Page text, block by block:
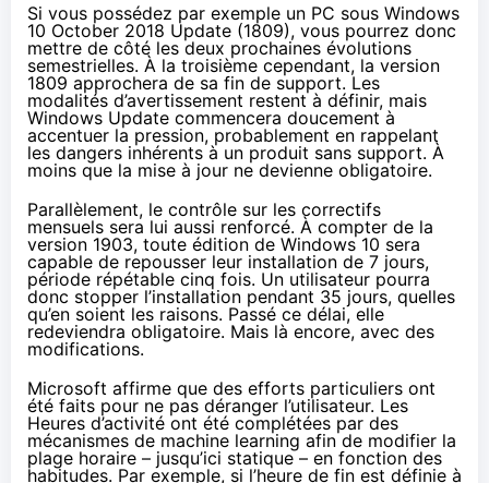
Si vous possédez par exemple un PC sous Windows
10 October 2018 Update (1809), vous pourrez donc
mettre de côté les deux prochaines évolutions
semestrielles. À la troisième cependant, la version
1809 approchera de sa fin de support. Les
modalités d’avertissement restent à définir, mais
Windows Update commencera doucement à
accentuer la pression, probablement en rappelant
les dangers inhérents à un produit sans support. À
moins que la mise à jour ne devienne obligatoire.
Parallèlement, le contrôle sur les correctifs
mensuels sera lui aussi renforcé. À compter de la
version 1903, toute édition de Windows 10 sera
capable de repousser leur installation de 7 jours,
période répétable cinq fois. Un utilisateur pourra
donc stopper l’installation pendant 35 jours, quelles
qu’en soient les raisons. Passé ce délai, elle
redeviendra obligatoire. Mais là encore, avec des
modifications.
Microsoft affirme que des efforts particuliers ont
été faits pour ne pas déranger l’utilisateur. Les
Heures d’activité ont été complétées par des
mécanismes de machine learning afin de modifier la
plage horaire – jusqu’ici statique – en fonction des
habitudes. Par exemple, si l’heure de fin est définie à